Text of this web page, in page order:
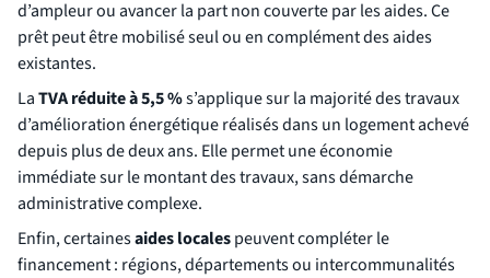
d’ampleur ou avancer la part non couverte par les aides. Ce
prêt peut être mobilisé seul ou en complément des aides
existantes.
LaTVA réduite à 5,5 %s’applique sur la majorité des travaux
d’amélioration énergétique réalisés dans un logement achevé
depuis plus de deux ans. Elle permet une économie
immédiate sur le montant des travaux, sans démarche
administrative complexe.
Enfin, certainesaides localespeuvent compléter le
financement : régions, départements ou intercommunalités